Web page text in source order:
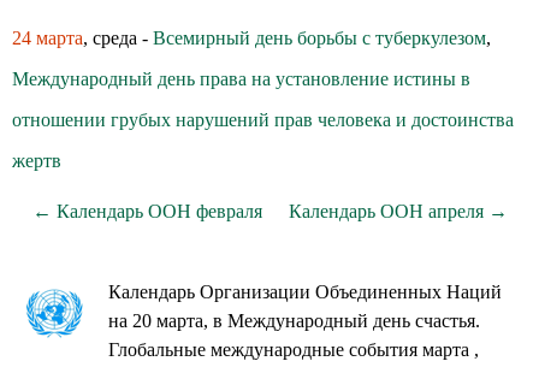
24 марта, среда - Всемирный день борьбы с туберкулезом,
Международный день права на установление истины в
отношении грубых нарушений прав человека и достоинства
жертв
← Календарь ООН февраля Календарь ООН апреля →
Календарь Организации Объединенных Наций
на 20 марта, в Международный день счастья.
Глобальные международные события марта ,